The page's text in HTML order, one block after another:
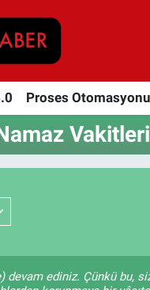
Proses Otomasyonu
Vakitleri
devam ediniz. Çünkü bu,